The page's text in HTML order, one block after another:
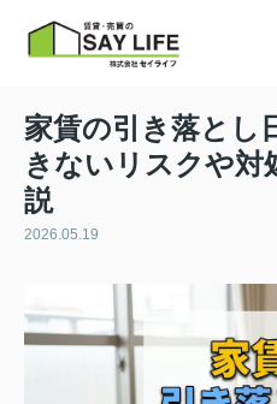
家賃の引き落とし
きないリスクや対
説
2026.05.19